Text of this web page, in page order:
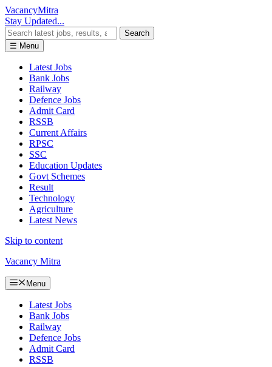
VacancyMitra
Stay Updated...
Search
☰ Menu
Latest Jobs
Bank Jobs
Railway
Defence Jobs
Admit Card
RSSB
Current Affairs
RPSC
SSC
Education Updates
Govt Schemes
Result
Technology
Agriculture
Latest News
Skip to content
Vacancy Mitra
Menu
Latest Jobs
Bank Jobs
Railway
Defence Jobs
Admit Card
RSSB